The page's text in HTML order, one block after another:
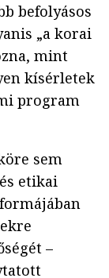
befolyásos
„a korai
mint
kísérletek
program
sem
etikai
–